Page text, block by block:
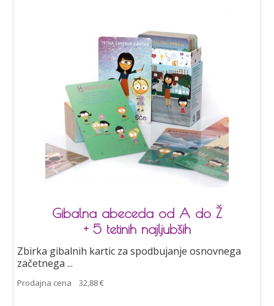
Gibalna abeceda od A do Ž
+ 5 tetinih najljubših
Zbirka gibalnih kartic za spodbujanje osnovnega
začetnega ...
Prodajna cena 32,88 €